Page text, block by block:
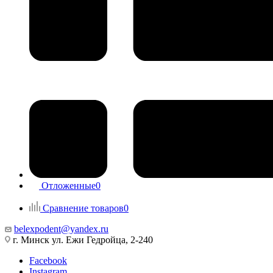
Отложенные0
Сравнение товаров0
belexpodent@yandex.ru
г. Минск ул. Ежи Гедройца, 2-240
Facebook